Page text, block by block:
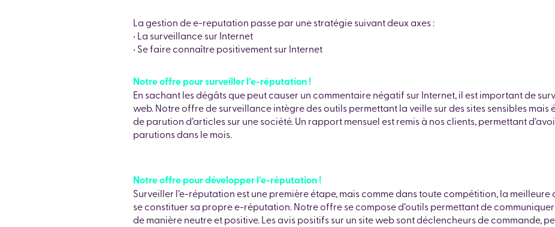
La gestion de e-reputation passe par une stratégie suivant deux axes :
• La surveillance sur Internet
• Se faire connaître positivement sur Internet
Notre offre pour surveiller l’e-réputation !
En sachant les dégâts que peut causer un commentaire négatif sur Internet, il est important de
web. Notre offre de surveillance intègre des outils permettant la veille sur des sites sensibles mais
de parution d’articles sur une société. Un rapport mensuel est remis à nos clients, permettant
parutions dans le mois.
Notre offre pour développer l’e-réputation !
Surveiller l’e-réputation est une première étape, mais comme dans toute compétition, la meilleure
se constituer sa propre e-réputation. Notre offre se compose d’outils permettant de
de manière neutre et positive. Les avis positifs sur un site web sont déclencheurs de commande,